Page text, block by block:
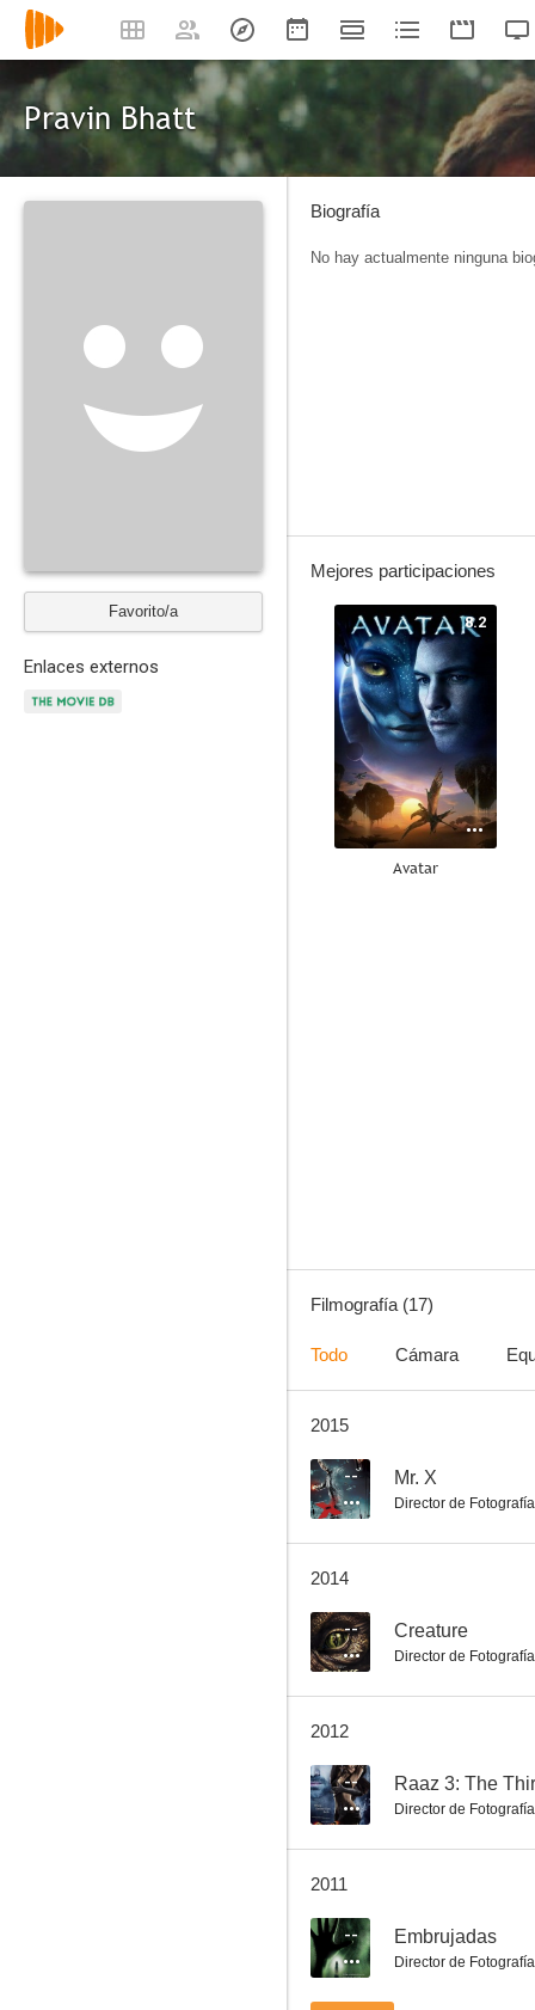
Pravin Bhatt
Favorito/a
Enlaces externos
Biografía
No hay actualmente ninguna
Mejores participaciones
8.2
Avatar
Filmografía (17)
Todo Cámara
2015
-- Mr. X
Director de Fotografía
2014
-- Creature
Director de Fotografía
2012
-- Raaz 3: The
Director de Fotografía
2011
-- Embrujadas
Director de Fotografía